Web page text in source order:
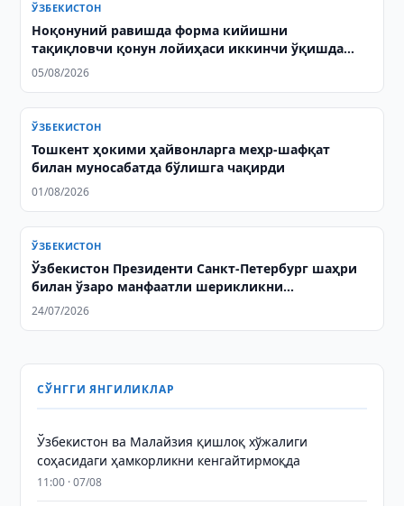
ЎЗБЕКИСТОН
Ноқонуний равишда форма кийишни
тақиқловчи қонун лойиҳаси иккинчи ўқишда
қабул қилинди
05/08/2026
ЎЗБЕКИСТОН
Тошкент ҳокими ҳайвонларга меҳр-шафқат
билан муносабатда бўлишга чақирди
01/08/2026
ЎЗБЕКИСТОН
Ўзбекистон Президенти Санкт-Петербург шаҳри
билан ўзаро манфаатли шерикликни
кенгайтириш муҳимлигини таъкидлади
24/07/2026
СЎНГГИ ЯНГИЛИКЛАР
Ўзбекистон ва Малайзия қишлоқ хўжалиги
соҳасидаги ҳамкорликни кенгайтирмоқда
11:00 · 07/08